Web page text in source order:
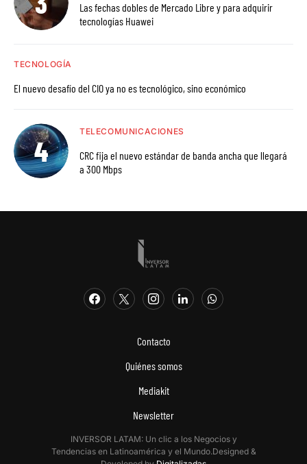
Las fechas dobles de Mercado Libre y para adquirir
tecnologías Huawei
TECNOLOGÍA
El nuevo desafío del CIO ya no es tecnológico, sino económico
TELECOMUNICACIONES
CRC fija el nuevo estándar de banda ancha que llegará
a 300 Mbps
Contacto
Quiénes somos
Mediakit
Newsletter
INVERSOR LATAM: Un clic a los Negocios y
Tendencias en Latinoamérica y el Mundo.Designed &